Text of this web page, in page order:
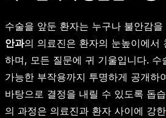
수술을 앞둔 환자는 누구나 불안감을
안과의 의료진은 환자의 눈높이에서
하며, 모든 질문에 귀 기울입니다. 수
가능한 부작용까지 투명하게 공개하
바탕으로 결정을 내릴 수 있도록 돕
의 과정은 의료진과 환자 사이에 강